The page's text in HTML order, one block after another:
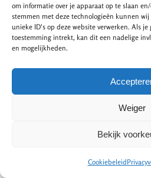
om informatie over je apparaat op te slaan
stemmen met deze technologieën kunnen wij
unieke ID's op deze website verwerken. Als
toestemming intrekt, kan dit een nadelige
en mogelijkheden.
Weiger
Bekijk
Cookiebeleid
gespoten. Het straalmiddel
water met zand of zeer kleine
methode is ook geschikt voor
verf, vernis of beits.
is snel in ere hersteld.
Deze methode is niet geschikt
materiaalsoorten. Zachthouten
veel decoratieve elementen
Lokeren deze methode meestal